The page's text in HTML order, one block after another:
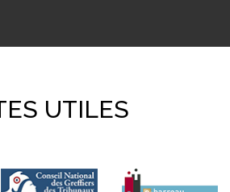
UTILES